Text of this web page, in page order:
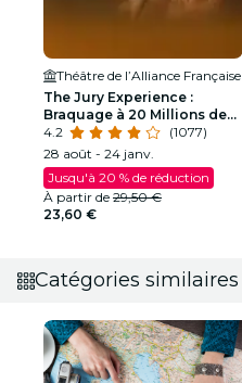
Théâtre de l’Alliance Française
The Jury Experience :
Braquage à 20 Millions de
Dollars
4.2
(1077)
28 août - 24 janv.
Jusqu'à 20 % de réduction
À partir de 29,50 €
23,60 €
Catégories similaires